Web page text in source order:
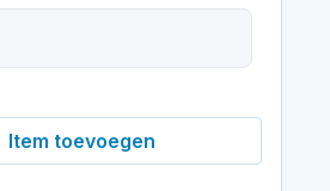
Item toevoegen